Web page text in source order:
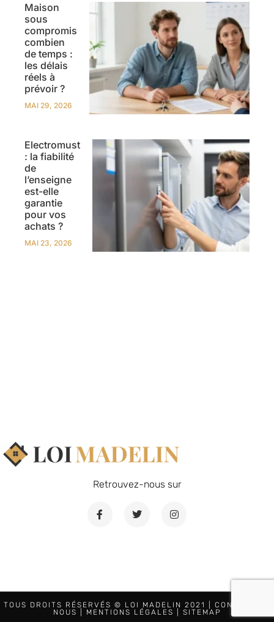
Maison
sous
compromis
combien
de temps :
les délais
réels à
prévoir ?
MAI 29, 2026
Electromust
: la fiabilité
de
l’enseigne
est-elle
garantie
pour vos
achats ?
MAI 23, 2026
Retrouvez-nous sur
TOUS DROITS RÉSERVÉS © LOI MADELIN 2021 | CONTACTEZ-
NOUS
MENTIONS LÉGALES SITEMAP